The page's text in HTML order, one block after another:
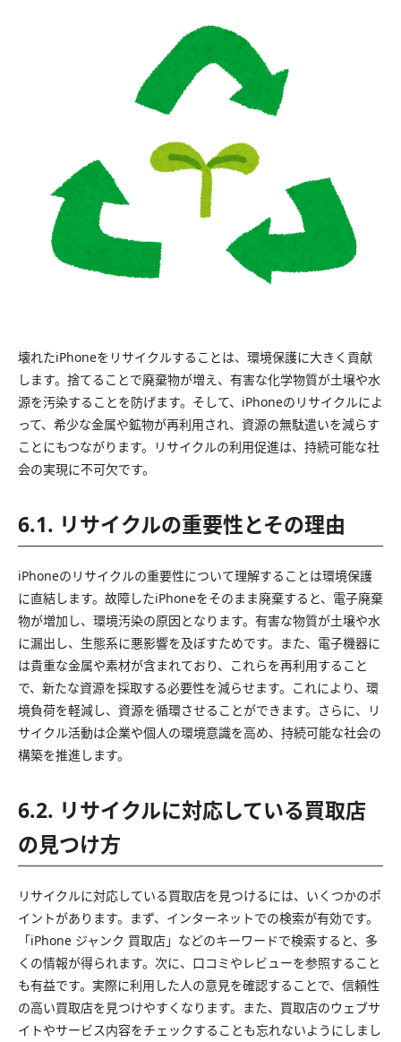
壊れたiPhoneをリサイクルすることは、環境保護に大きく貢献
します。捨てることで廃棄物が増え、有害な化学物質が土壌や水
源を汚染することを防げます。そして、iPhoneのリサイクルによ
って、希少な金属や鉱物が再利用され、資源の無駄遣いを減らす
ことにもつながります。リサイクルの利用促進は、持続可能な社
会の実現に不可欠です。
6.1. リサイクルの重要性とその理由
iPhoneのリサイクルの重要性について理解することは環境保護
に直結します。故障したiPhoneをそのまま廃棄すると、電子廃棄
物が増加し、環境汚染の原因となります。有害な物質が土壌や水
に漏出し、生態系に悪影響を及ぼすためです。また、電子機器に
は貴重な金属や素材が含まれており、これらを再利用すること
で、新たな資源を採取する必要性を減らせます。これにより、環
境負荷を軽減し、資源を循環させることができます。さらに、リ
サイクル活動は企業や個人の環境意識を高め、持続可能な社会の
構築を推進します。
6.2. リサイクルに対応している買取店
の見つけ方
リサイクルに対応している買取店を見つけるには、いくつかのポ
イントがあります。まず、インターネットでの検索が有効です。
「iPhone ジャンク 買取店」などのキーワードで検索すると、多
くの情報が得られます。次に、口コミやレビューを参照すること
も有益です。実際に利用した人の意見を確認することで、信頼性
の高い買取店を見つけやすくなります。また、買取店のウェブサ
イトやサービス内容をチェックすることも忘れないようにしまし